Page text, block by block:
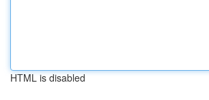
HTML is disabled